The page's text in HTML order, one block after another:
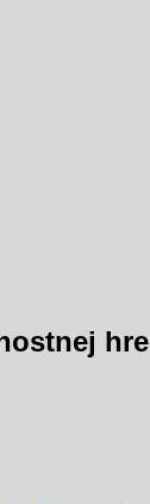
hre